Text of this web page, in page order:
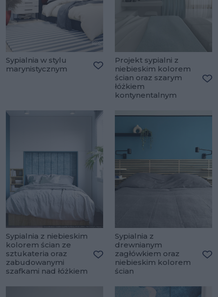
Sypialnia w stylu
marynistycznym
Dodaj do ulubionych
Projekt sypialni z
niebieskim kolorem
ścian oraz szarym
łóżkiem
kontynentalnym
Sypialnia z niebieskim
kolorem ścian ze
sztukateria oraz
zabudowanymi
szafkami nad łóżkiem
Dodaj do ulubionych
Sypialnia z
drewnianym
zagłówkiem oraz
niebieskim kolorem
ścian